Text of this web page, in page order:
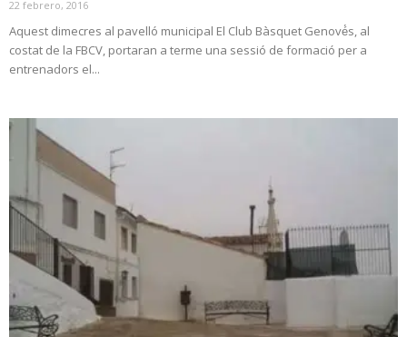
22 febrero, 2016
Aquest dimecres al pavelló municipal El Club Bàsquet Genové́s, al
costat de la FBCV, portaran a terme una sessió de formació per a
entrenadors el...